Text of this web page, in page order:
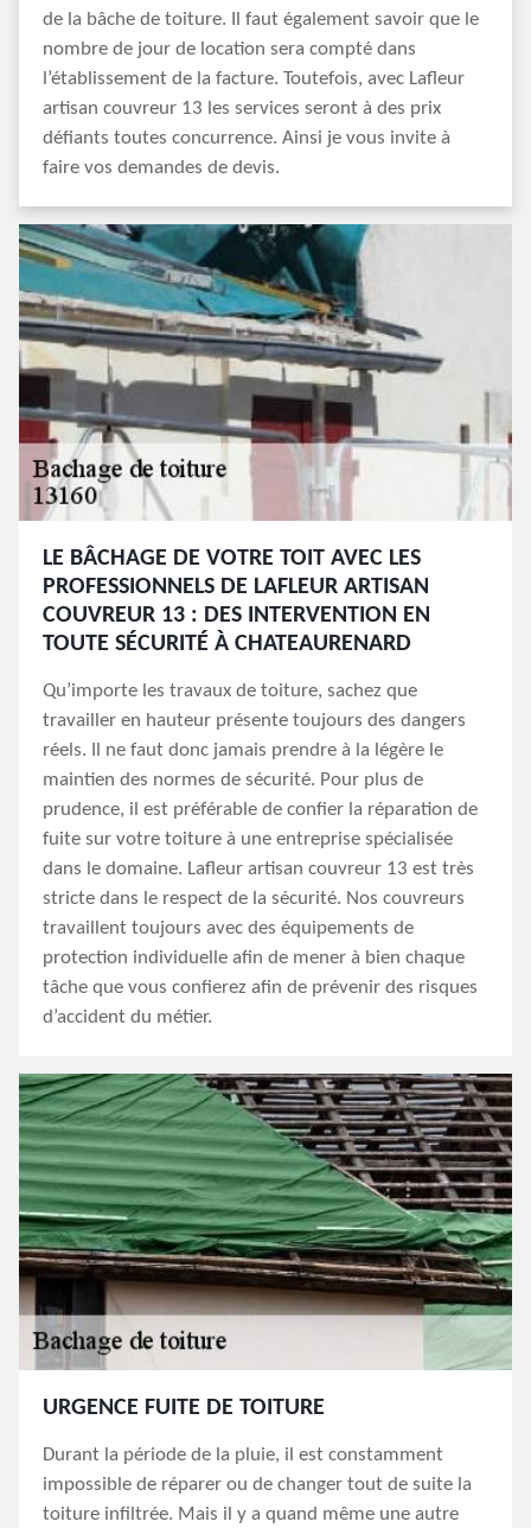
de la bâche de toiture. Il faut également savoir que le
nombre de jour de location sera compté dans
l’établissement de la facture. Toutefois, avec Lafleur
artisan couvreur 13 les services seront à des prix
défiants toutes concurrence. Ainsi je vous invite à
faire vos demandes de devis.
LE BÂCHAGE DE VOTRE TOIT AVEC LES
PROFESSIONNELS DE LAFLEUR ARTISAN
COUVREUR 13 : DES INTERVENTION EN
TOUTE SÉCURITÉ À CHATEAURENARD
Qu’importe les travaux de toiture, sachez que
travailler en hauteur présente toujours des dangers
réels. Il ne faut donc jamais prendre à la légère le
maintien des normes de sécurité. Pour plus de
prudence, il est préférable de confier la réparation de
fuite sur votre toiture à une entreprise spécialisée
dans le domaine. Lafleur artisan couvreur 13 est très
stricte dans le respect de la sécurité. Nos couvreurs
travaillent toujours avec des équipements de
protection individuelle afin de mener à bien chaque
tâche que vous confierez afin de prévenir des risques
d’accident du métier.
URGENCE FUITE DE TOITURE
Durant la période de la pluie, il est constamment
impossible de réparer ou de changer tout de suite la
toiture infiltrée. Mais il y a quand même une autre